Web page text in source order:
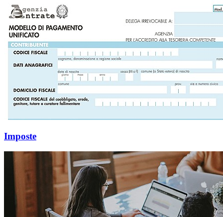
Imposte